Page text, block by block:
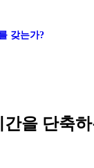
갖는가?
을 단축